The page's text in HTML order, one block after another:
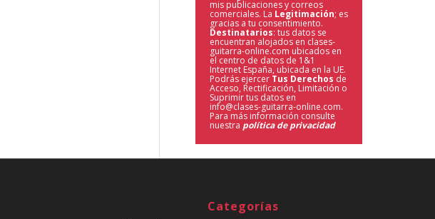
mis publicaciones y correos
comerciales. La Legitimación; es
gracias a tu consentimiento.
Destinatarios: tus datos se
encuentran alojados en clases-
guitarra-online.com ubicados en
el centro de datos de 1&1
Internet España, ubicada en la UE.
Podrás ejercer Tus Derechos de
Acceso, Rectificación, Limitación o
Suprimir tus datos en
info@clases-guitarra-online.com.
Para más información consulte
nuestra política de privacidad
Categorías